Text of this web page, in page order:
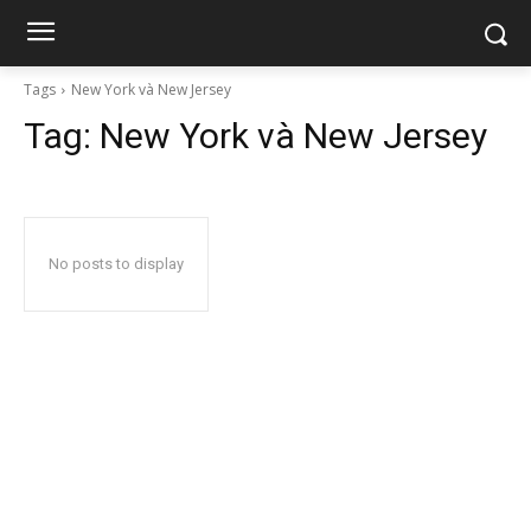
Tags New York và New Jersey
Tag: New York và New Jersey
No posts to display